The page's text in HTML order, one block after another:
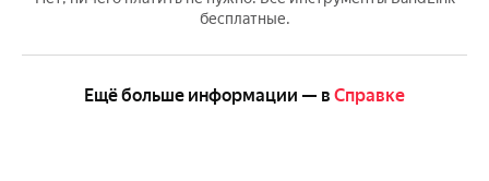
бесплатные.
Ещё больше информации — в Справке